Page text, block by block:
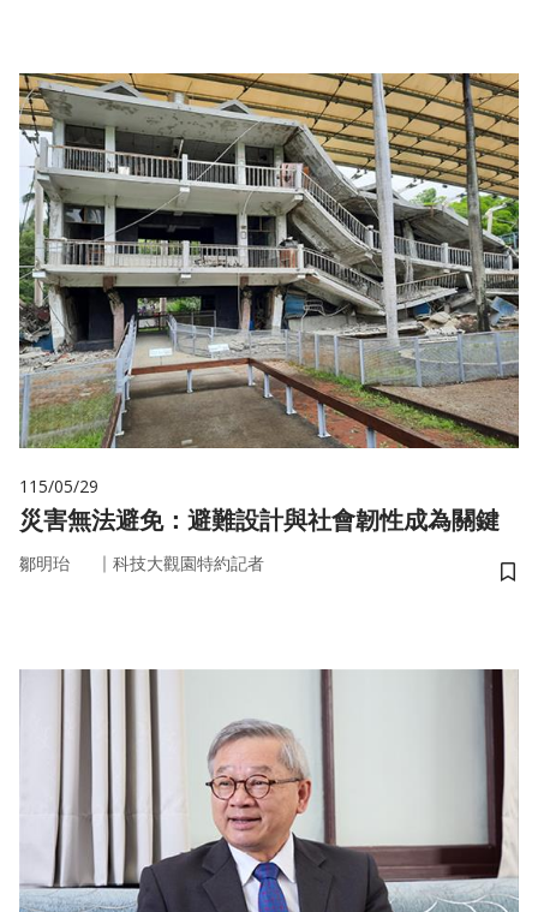
115/05/29
災害無法避免：避難設計與社會韌性成為關鍵
鄒明珆 ｜ 科技大觀園特約記者
儲